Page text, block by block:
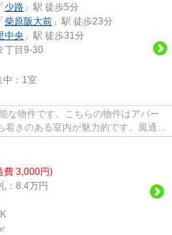
「 少路 」駅 徒歩5分
「 柴原阪大前 」駅 徒歩23分
中央 」駅 徒歩31分
丁目9-30
： 1室
な物件です。こちらの物件はアパー
着きのある室内が魅力的です。風通し
費 3,000円)
：8.4万円